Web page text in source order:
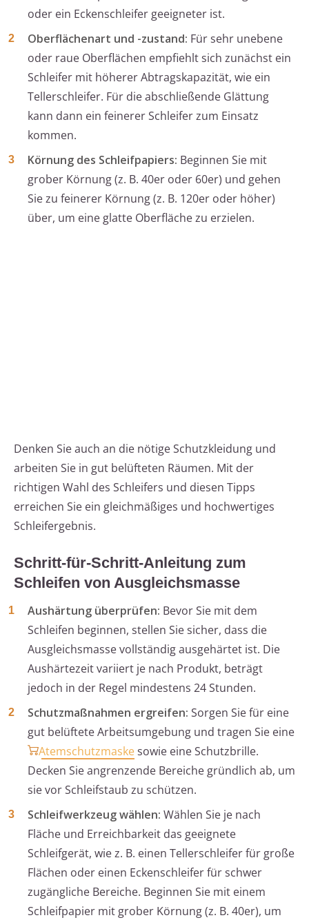
oder ein Eckenschleifer geeigneter ist.
Oberflächenart und -zustand: Für sehr unebene
oder raue Oberflächen empfiehlt sich zunächst ein
Schleifer mit höherer Abtragskapazität, wie ein
Tellerschleifer. Für die abschließende Glättung
kann dann ein feinerer Schleifer zum Einsatz
kommen.
Körnung des Schleifpapiers: Beginnen Sie mit
grober Körnung (z. B. 40er oder 60er) und gehen
Sie zu feinerer Körnung (z. B. 120er oder höher)
über, um eine glatte Oberfläche zu erzielen.
Denken Sie auch an die nötige Schutzkleidung und
arbeiten Sie in gut belüfteten Räumen. Mit der
richtigen Wahl des Schleifers und diesen Tipps
erreichen Sie ein gleichmäßiges und hochwertiges
Schleifergebnis.
Schritt-für-Schritt-Anleitung zum
Schleifen von Ausgleichsmasse
Aushärtung überprüfen: Bevor Sie mit dem
Schleifen beginnen, stellen Sie sicher, dass die
Ausgleichsmasse vollständig ausgehärtet ist. Die
Aushärtezeit variiert je nach Produkt, beträgt
jedoch in der Regel mindestens 24 Stunden.
Schutzmaßnahmen ergreifen: Sorgen Sie für eine
gut belüftete Arbeitsumgebung und tragen Sie eine
Atemschutzmaskesowie eine Schutzbrille.
Decken Sie angrenzende Bereiche gründlich ab, um
sie vor Schleifstaub zu schützen.
Schleifwerkzeug wählen: Wählen Sie je nach
Fläche und Erreichbarkeit das geeignete
Schleifgerät, wie z. B. einen Tellerschleifer für große
Flächen oder einen Eckenschleifer für schwer
zugängliche Bereiche. Beginnen Sie mit einem
Schleifpapier mit grober Körnung (z. B. 40er), um